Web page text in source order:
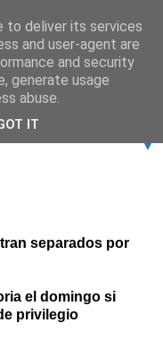
▼
separados por
el domingo si
privilegio
to deliver its services
and user-agent are
and security
generate usage
abuse.
IT